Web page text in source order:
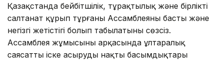
Қазақстанда бейбітшілік, тұрақтылық және бірліктің
салтанат құрып тұрғаны Ассамблеяның басты және
негізгі жетістігі болып табылатыны сөзсіз.
Ассамблея жұмысының арқасында ұлтаралық
саясатты іске асырудың нақты басымдықтары